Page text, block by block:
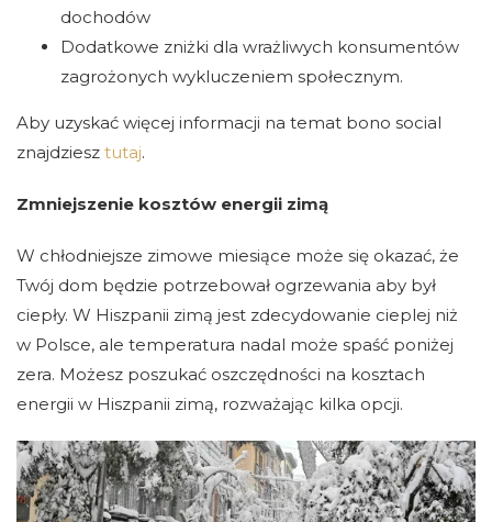
dochodów
Dodatkowe zniżki dla wrażliwych konsumentów
zagrożonych wykluczeniem społecznym.
Aby uzyskać więcej informacji na temat bono social
znajdziesz tutaj.
Zmniejszenie kosztów energii zimą
W chłodniejsze zimowe miesiące może się okazać, że
Twój dom będzie potrzebował ogrzewania aby był
ciepły. W Hiszpanii zimą jest zdecydowanie cieplej niż
w Polsce, ale temperatura nadal może spaść poniżej
zera. Możesz poszukać oszczędności na kosztach
energii w Hiszpanii zimą, rozważając kilka opcji.